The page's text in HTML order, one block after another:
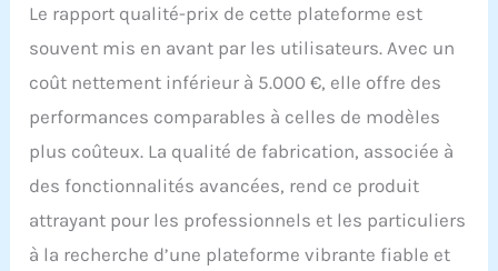
Le rapport qualité-prix de cette plateforme est
souvent mis en avant par les utilisateurs. Avec un
coût nettement inférieur à 5.000 €, elle offre des
performances comparables à celles de modèles
plus coûteux. La qualité de fabrication, associée à
des fonctionnalités avancées, rend ce produit
attrayant pour les professionnels et les particuliers
à la recherche d’une plateforme vibrante fiable et